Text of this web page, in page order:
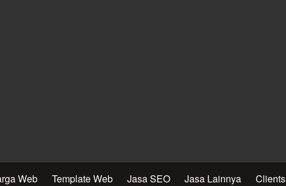
Web Template Web Jasa SEO Jasa Lainnya Clients